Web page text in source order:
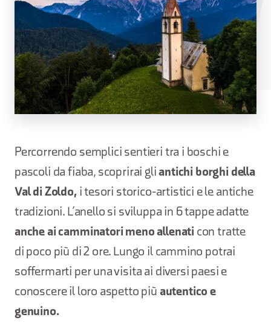
Percorrendo semplici sentieri tra i boschi e
pascoli da fiaba, scoprirai gli antichi borghi della
Val di Zoldo,i tesori storico-artistici e le antiche
tradizioni. L’anello si sviluppa in 6 tappe adatte
anche ai camminatori meno allenati con tratte
di poco più di 2 ore. Lungo il cammino potrai
soffermarti per una visita ai diversi paesi e
conoscere il loro aspetto più autentico e
genuino.